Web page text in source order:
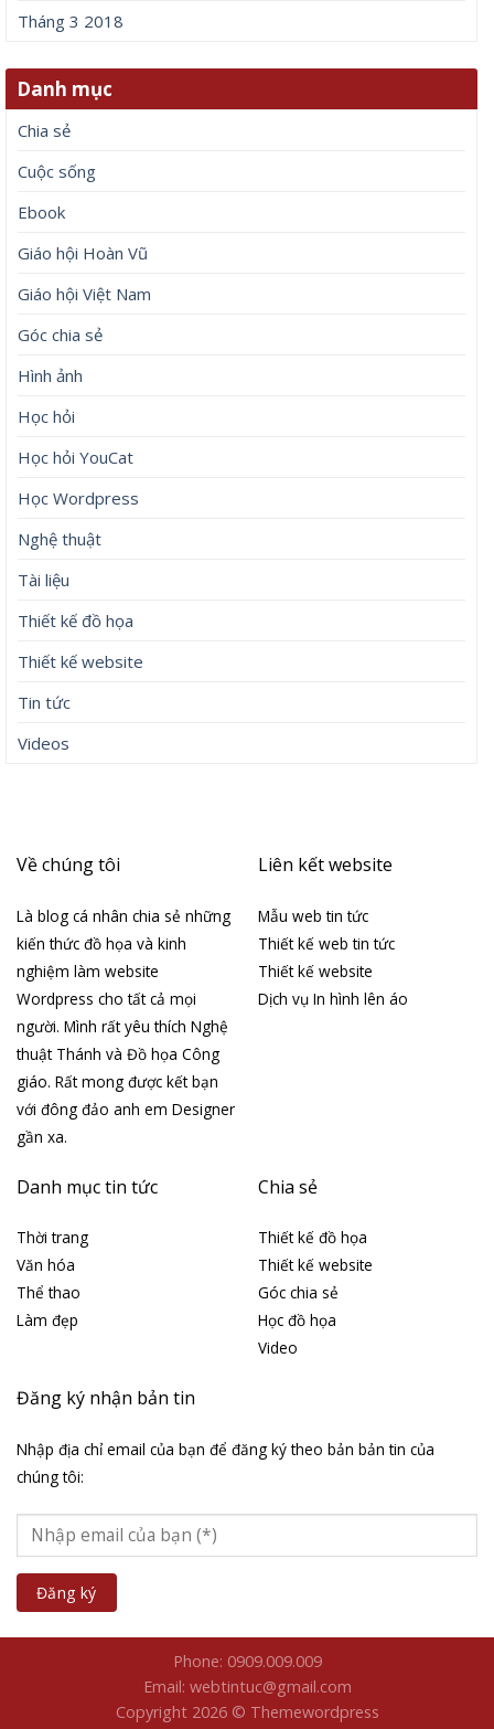
Tháng 3 2018
Danh mục
Chia sẻ
Cuộc sống
Ebook
Giáo hội Hoàn Vũ
Giáo hội Việt Nam
Góc chia sẻ
Hình ảnh
Học hỏi
Học hỏi YouCat
Học Wordpress
Nghệ thuật
Tài liệu
Thiết kế đồ họa
Thiết kế website
Tin tức
Videos
Về chúng tôi
Là blog cá nhân chia sẻ những
kiến thức đồ họa và kinh
nghiệm làm website
Wordpress cho tất cả mọi
người. Mình rất yêu thích Nghệ
thuật Thánh và Đồ họa Công
giáo. Rất mong được kết bạn
với đông đảo anh em Designer
gần xa.
Liên kết website
Mẫu web tin tức
Thiết kế web tin tức
Thiết kế website
Dịch vụ In hình lên áo
Danh mục tin tức
Thời trang
Văn hóa
Thể thao
Làm đẹp
Chia sẻ
Thiết kế đồ họa
Thiết kế website
Góc chia sẻ
Học đồ họa
Video
Đăng ký nhận bản tin
Nhập địa chỉ email của bạn để đăng ký theo bản bản tin của
chúng tôi:
Phone: 0909.009.009
Email: webtintuc@gmail.com
Copyright 2026 © Themewordpress